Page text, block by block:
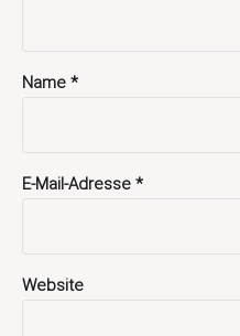
Name *
E-Mail-Adresse *
Website